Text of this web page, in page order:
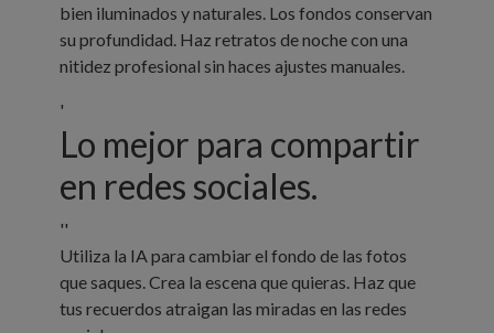
bien iluminados y naturales. Los fondos conservan
su profundidad. Haz retratos de noche con una
nitidez profesional sin haces ajustes manuales.
'
Lo mejor para compartir
en redes sociales.
''
Utiliza la IA para cambiar el fondo de las fotos
que saques. Crea la escena que quieras. Haz que
tus recuerdos atraigan las miradas en las redes